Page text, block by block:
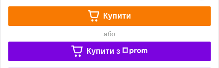
Купити
або
Купити з